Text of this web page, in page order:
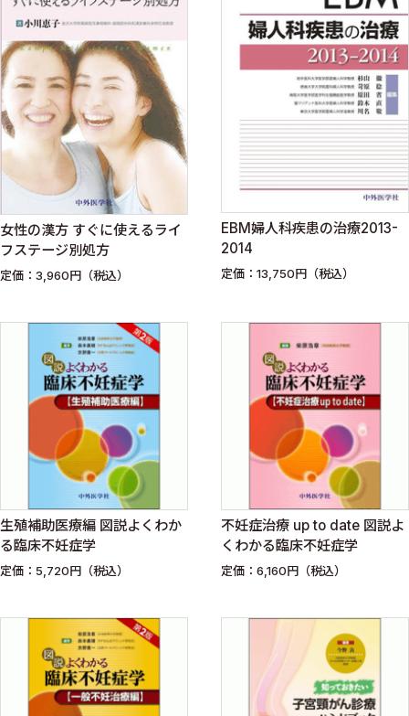
女性の漢方 すぐに使えるライ
フステージ別処方
定価：3,960円（税込）
EBM婦人科疾患の治療2013-
2014
定価：13,750円（税込）
生殖補助医療編 図説よくわか
る臨床不妊症学
定価：5,720円（税込）
不妊症治療 up to date 図説よ
くわかる臨床不妊症学
定価：6,160円（税込）